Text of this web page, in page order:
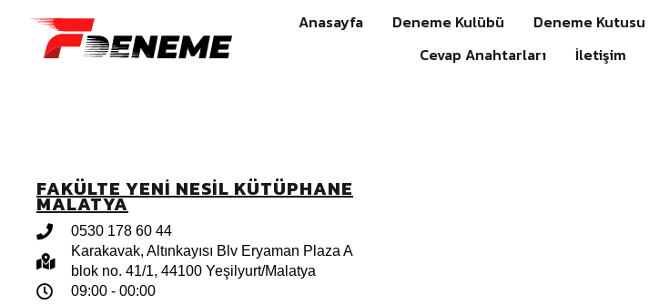
Anasayfa Deneme Kulübü Deneme Kutusu
Cevap Anahtarları
İletişim
FAKÜLTE YENI NESIL KÜTÜPHANE
MALATYA
0530 178 60 44
Karakavak, Altınkayısı Blv Eryaman Plaza A
blok no. 41/1, 44100 Yeşilyurt/Malatya
09:00 - 00:00